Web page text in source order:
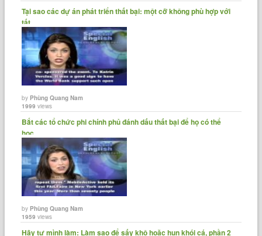
Tại sao các dự án phát triển thất bại: một cỡ không phù hợp với
tất......
byPhùng Quang Nam
1999 views
Bắt các tổ chức phi chính phủ đánh dấu thất bại để họ có thể
học......
byPhùng Quang Nam
1959 views
Hãy tự mình làm: Làm sao để sấy khô hoặc hun khói cá, phần 2